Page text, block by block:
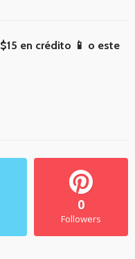
$15 en crédito 📱 o este
0
Followers